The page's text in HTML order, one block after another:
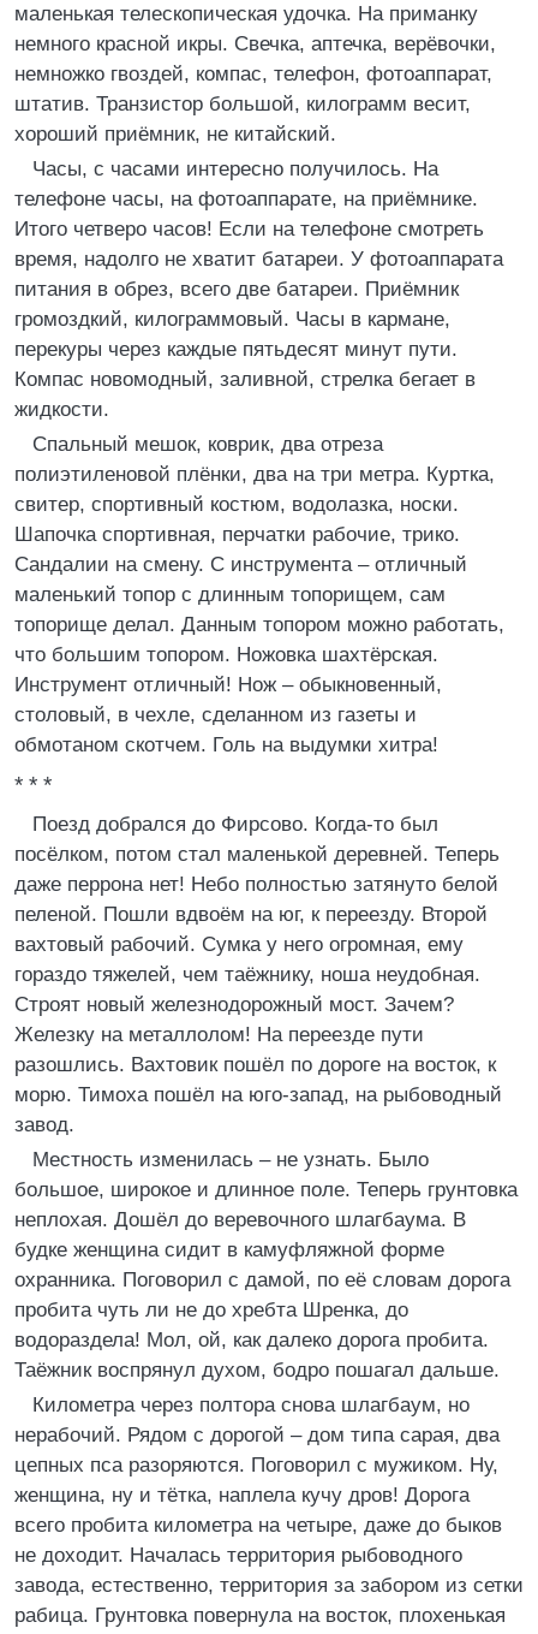
маленькая телескопическая удочка. На приманку
немного красной икры. Свечка, аптечка, верёвочки,
немножко гвоздей, компас, телефон, фотоаппарат,
штатив. Транзистор большой, килограмм весит,
хороший приёмник, не китайский.
Часы, с часами интересно получилось. На
телефоне часы, на фотоаппарате, на приёмнике.
Итого четверо часов! Если на телефоне смотреть
время, надолго не хватит батареи. У фотоаппарата
питания в обрез, всего две батареи. Приёмник
громоздкий, килограммовый. Часы в кармане,
перекуры через каждые пятьдесят минут пути.
Компас новомодный, заливной, стрелка бегает в
жидкости.
Спальный мешок, коврик, два отреза
полиэтиленовой плёнки, два на три метра. Куртка,
свитер, спортивный костюм, водолазка, носки.
Шапочка спортивная, перчатки рабочие, трико.
Сандалии на смену. С инструмента – отличный
маленький топор с длинным топорищем, сам
топорище делал. Данным топором можно работать,
что большим топором. Ножовка шахтёрская.
Инструмент отличный! Нож – обыкновенный,
столовый, в чехле, сделанном из газеты и
обмотаном скотчем. Голь на выдумки хитра!
* * *
Поезд добрался до Фирсово. Когда-то был
посёлком, потом стал маленькой деревней. Теперь
даже перрона нет! Небо полностью затянуто белой
пеленой. Пошли вдвоём на юг, к переезду. Второй
вахтовый рабочий. Сумка у него огромная, ему
гораздо тяжелей, чем таёжнику, ноша неудобная.
Строят новый железнодорожный мост. Зачем?
Железку на металлолом! На переезде пути
разошлись. Вахтовик пошёл по дороге на восток, к
морю. Тимоха пошёл на юго-запад, на рыбоводный
завод.
Местность изменилась – не узнать. Было
большое, широкое и длинное поле. Теперь грунтовка
неплохая. Дошёл до веревочного шлагбаума. В
будке женщина сидит в камуфляжной форме
охранника. Поговорил с дамой, по её словам дорога
пробита чуть ли не до хребта Шренка, до
водораздела! Мол, ой, как далеко дорога пробита.
Таёжник воспрянул духом, бодро пошагал дальше.
Километра через полтора снова шлагбаум, но
нерабочий. Рядом с дорогой – дом типа сарая, два
цепных пса разоряются. Поговорил с мужиком. Ну,
женщина, ну и тётка, наплела кучу дров! Дорога
всего пробита километра на четыре, даже до быков
не доходит. Началась территория рыбоводного
завода, естественно, территория за забором из сетки
рабица. Грунтовка повернула на восток, плохенькая